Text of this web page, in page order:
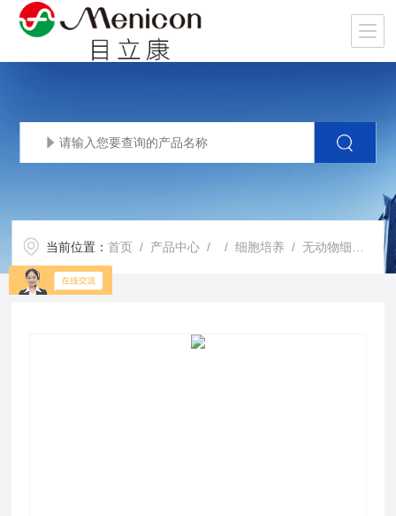
当前位置：首页 / 产品中心 / /细胞培养 / 无动物细胞因子